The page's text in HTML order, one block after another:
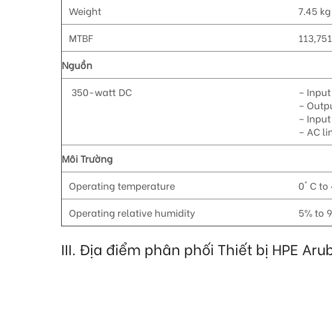
Weight
7.45
MTBF
Nguồn
350-watt DC
–
–
–
– AC
Môi Trường
Operating temperature
0° C to
Operating relative humidity
5% to
III. Địa điểm phân phối Thiết bị HPE